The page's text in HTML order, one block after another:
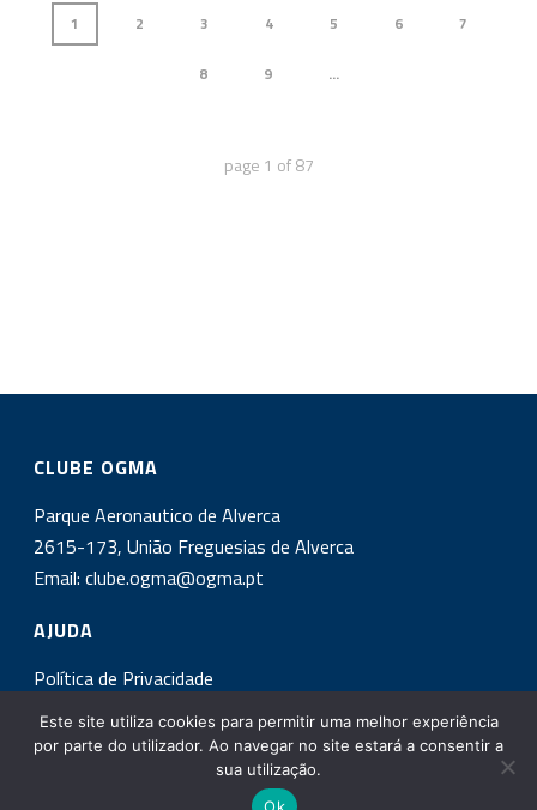
1 2 3 4 5 6 7
8 9 ...
page 1 of87
CLUBE OGMA
Parque Aeronautico de Alverca
2615-173, União Freguesias de Alverca
Email:clube.ogma@ogma.pt
AJUDA
Política de Privacidade
INSCREVA-SE NA NOSSA NEWSLETTER!
Este site utiliza cookies para permitir uma melhor experiência
por parte do utilizador. Ao navegar no site estará a consentir a
sua utilização.
Ok